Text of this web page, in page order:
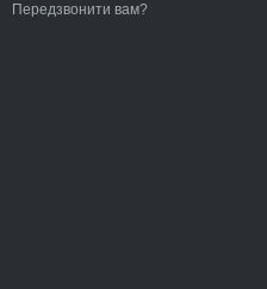
Передзвонити вам?